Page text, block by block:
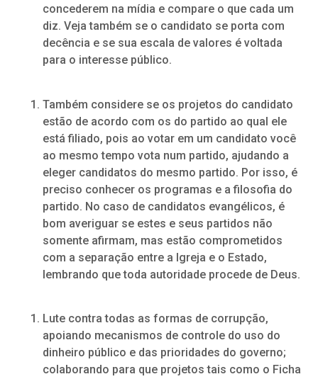
concederem na mídia e compare o que cada um
diz. Veja também se o candidato se porta com
decência e se sua escala de valores é voltada
para o interesse público.
Também considere se os projetos do candidato
estão de acordo com os do partido ao qual ele
está filiado, pois ao votar em um candidato você
ao mesmo tempo vota num partido, ajudando a
eleger candidatos do mesmo partido. Por isso, é
preciso conhecer os programas e a filosofia do
partido. No caso de candidatos evangélicos, é
bom averiguar se estes e seus partidos não
somente afirmam, mas estão comprometidos
com a separação entre a Igreja e o Estado,
lembrando que toda autoridade procede de Deus.
Lute contra todas as formas de corrupção,
apoiando mecanismos de controle do uso do
dinheiro público e das prioridades do governo;
colaborando para que projetos tais como o Ficha